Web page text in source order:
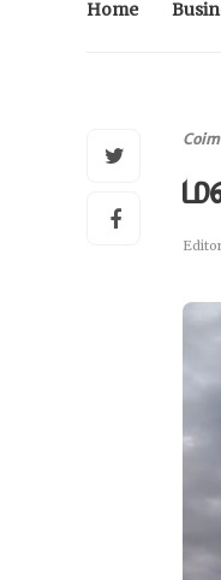
Home
Editor